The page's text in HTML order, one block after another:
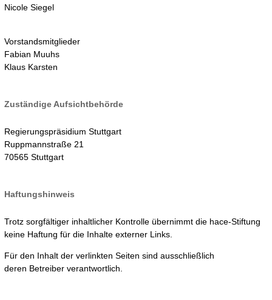
Nicole Siegel
Vorstandsmitglieder
Fabian Muuhs
Klaus Karsten
Zuständige Aufsichtbehörde
Regierungspräsidium Stuttgart
Ruppmannstraße 21
70565 Stuttgart
Haftungshinweis
Trotz sorgfältiger inhaltlicher Kontrolle übernimmt die hace-Stiftung
keine Haftung für die Inhalte externer Links.
Für den Inhalt der verlinkten Seiten sind ausschließlich
deren Betreiber verantwortlich.